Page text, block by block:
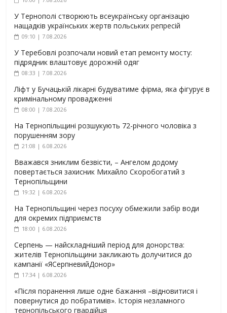
У Тернополі створюють всеукраїнську організацію
нащадків українських жертв польських репресій
09:10 | 7.08.2026
У Теребовлі розпочали новий етап ремонту мосту:
підрядник влаштовує дорожній одяг
08:33 | 7.08.2026
Ліфт у Бучацькій лікарні будуватиме фірма, яка фігурує в
кримінальному провадженні
08:00 | 7.08.2026
На Тернопільщині розшукують 72-річного чоловіка з
порушенням зору
21:08 | 6.08.2026
Вважався зниклим безвісти, – Ангелом додому
повертається захисник Михайло Скоробогатий з
Тернопільщини
19:32 | 6.08.2026
На Тернопільщині через посуху обмежили забір води
для окремих підприємств
18:00 | 6.08.2026
Серпень — найскладніший період для донорства:
жителів Тернопільщини закликають долучитися до
кампанії «ЯСерпневийДонор»
17:34 | 6.08.2026
«Після поранення лише одне бажання –відновитися і
повернутися до побратимів». Історія незламного
тернопільського гвардійця